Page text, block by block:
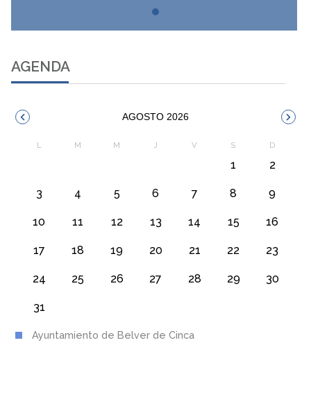
AGENDA
AGOSTO 2026
1 2
3 4 5 6 7 8 9
10 11 12 13 14 15 16
17 18 19 20 21 22 23
24 25 26 27 28 29 30
31
Ayuntamiento de Belver de Cinca